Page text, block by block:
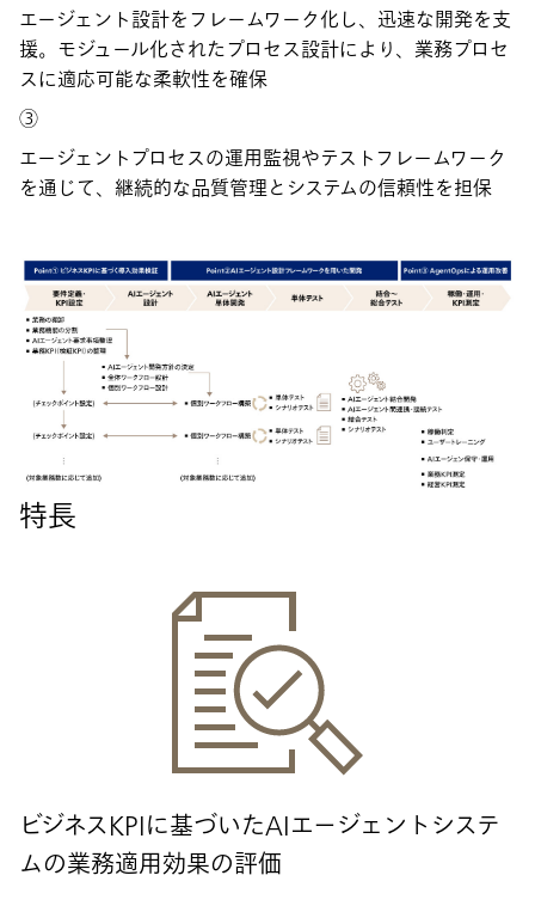
エージェント設計をフレームワーク化し、迅速な開発を支
援。モジュール化されたプロセス設計により、業務プロセ
スに適応可能な柔軟性を確保
③
エージェントプロセスの運用監視やテストフレームワーク
を通じて、継続的な品質管理とシステムの信頼性を担保
特長
ビジネスKPIに基づいたAIエージェントシステ
ムの業務適用効果の評価